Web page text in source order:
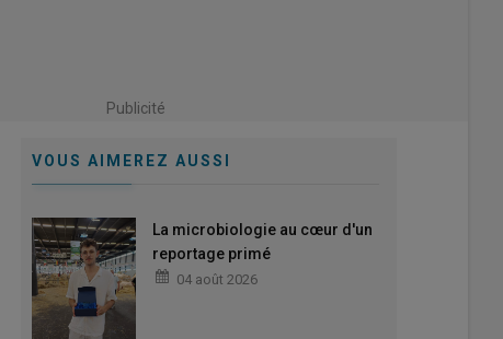
Publicité
VOUS AIMEREZ AUSSI
La microbiologie au cœur d'un
reportage primé
04 août 2026